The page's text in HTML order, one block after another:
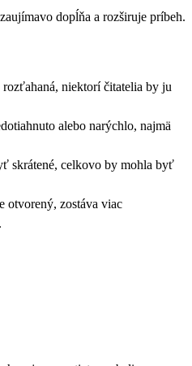
dopĺňa a rozširuje príbeh.
niektorí čitatelia by ju
alebo narýchlo, najmä
skrátené, celkovo by mohla byť
otvorený, zostáva viac